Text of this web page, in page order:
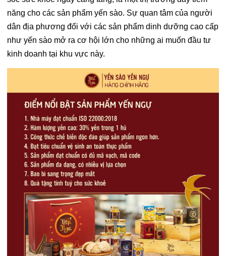
năng cho các sản phẩm yến sào. Sự quan tâm của người
dân địa phương đối với các sản phẩm dinh dưỡng cao cấp
như yến sào mở ra cơ hội lớn cho những ai muốn đầu tư
kinh doanh tại khu vực này.